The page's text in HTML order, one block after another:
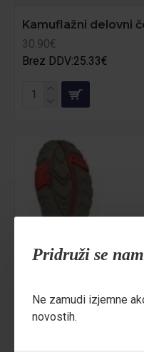
Pridruži se
Ne zamudi izjemne
novostih.
Kamuflažni delovni
30.90€
Brez DDV:25.33€